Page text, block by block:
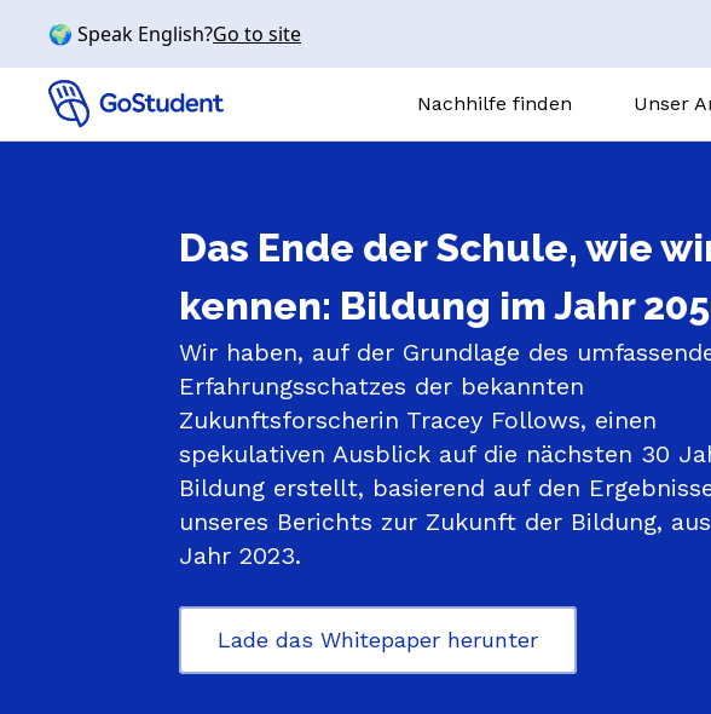
🌍 Speak English?Go to site
Nachhilfe finden
FÄCHER
Chemie
Physik
Biologie
Englisch
Alle
SCHULSTUFEN
Grundschule
Unser
Das Ende der Schule, wie
kennen: Bildung im Jahr
Wir haben, auf der Grundlage des
Erfahrungsschatzes der bekannten
Zukunftsforscherin Tracey Follows, einen
spekulativen Ausblick auf die nächsten 30
Bildung erstellt, basierend auf den
unseres Berichts zur Zukunft der Bildung,
Jahr 2023.
Lade das Whitepaper herunter